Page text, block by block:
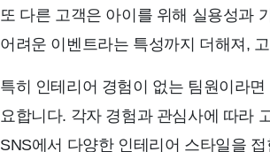
또 다른 고객은 아이를 위해 실용성과
어려운 이벤트라는 특성까지 더해져,
특히 인테리어 경험이 없는 팀원이라
요합니다. 각자 경험과 관심사에 따라
SNS에서 다양한 인테리어 스타일을